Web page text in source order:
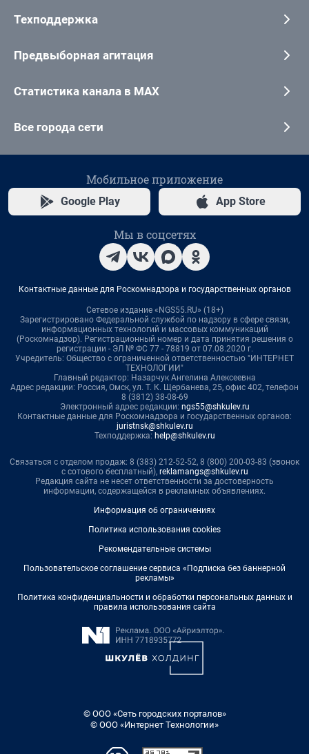
Техподдержка
Предвыборная агитация
Статистика канала в MAX
Все города сети
Мобильное приложение
Google Play App Store
Мы в соцсетях
Контактные данные для Роскомнадзора и государственных органов
Сетевое издание «NGS55.RU» (18+)
Зарегистрировано Федеральной службой по надзору в сфере связи,
информационных технологий и массовых коммуникаций
(Роскомнадзор). Регистрационный номер и дата принятия решения о
регистрации - ЭЛ № ФС 77 - 78819 от 07.08.2020 г.
Учредитель: Общество с ограниченной ответственностью "ИНТЕРНЕТ
ТЕХНОЛОГИИ"
Главный редактор: Назарчук Ангелина Алексеевна
Адрес редакции: Россия, Омск, ул. Т. К. Щербанева, 25, офис 402, телефон
8 (3812) 38-08-69
Электронный адрес редакции: ngs55@shkulev.ru
Контактные данные для Роскомнадзора и государственных органов:
juristnsk@shkulev.ru
Техподдержка: help@shkulev.ru
Связаться с отделом продаж: 8 (383) 212-52-52, 8 (800) 200-03-83 (звонок
с сотового бесплатный), reklamangs@shkulev.ru
Редакция сайта не несет ответственности за достоверность
информации, содержащейся в рекламных объявлениях.
Информация об ограничениях
Политика использования cookies
Рекомендательные системы
Пользовательское соглашение сервиса «Подписка без баннерной
рекламы»
Политика конфиденциальности и обработки персональных данных и
правила использования сайта
© ООО «Сеть городских порталов»
© ООО «Интернет Технологии»